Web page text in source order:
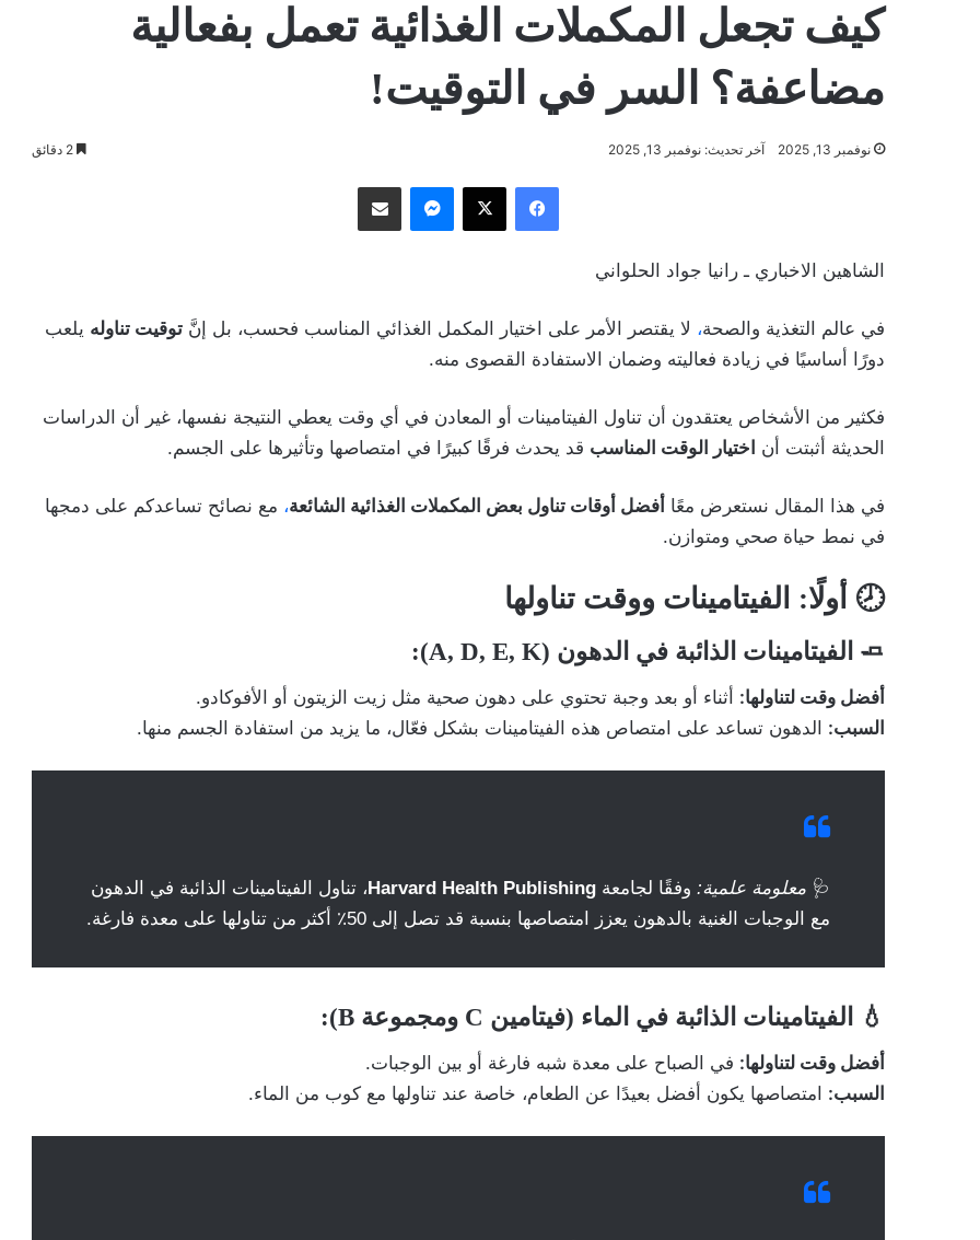
كيف تجعل المكملات الغذائية تعمل بفعالية
مضاعفة؟ السر في التوقيت!
نوفمبر 13, 2025 آخر تحديث: نوفمبر 13, 2025
فيسبوك ‫X ماسنجر مشاركة عبر البريد
الشاهين الاخباري ـ رانيا جواد الحلواني
في عالم التغذية والصحة، لا يقتصر الأمر على اختيار المكمل الغذائي المناسب فحسب، بل إنَّ توقيت تناوله يلعب
دورًا أساسيًا في زيادة فعاليته وضمان الاستفادة القصوى منه.
فكثير من الأشخاص يعتقدون أن تناول الفيتامينات أو المعادن في أي وقت يعطي النتيجة نفسها، غير أن الدراسات
الحديثة أثبتت أن اختيار الوقت المناسب قد يحدث فرقًا كبيرًا في امتصاصها وتأثيرها على الجسم.
في هذا المقال نستعرض معًا أفضل أوقات تناول بعض المكملات الغذائية الشائعة، مع نصائح تساعدكم على دمجها
في نمط حياة صحي ومتوازن.
🕗 أولًا: الفيتامينات ووقت تناولها
🧈 الفيتامينات الذائبة في الدهون (A, D, E, K):
أفضل وقت لتناولها: أثناء أو بعد وجبة تحتوي على دهون صحية مثل زيت الزيتون أو الأفوكادو.
السبب: الدهون تساعد على امتصاص هذه الفيتامينات بشكل فعّال، ما يزيد من استفادة الجسم منها.
🩺 معلومة علمية: وفقًا لجامعة Harvard Health Publishing، تناول الفيتامينات الذائبة في الدهون
مع الوجبات الغنية بالدهون يعزز امتصاصها بنسبة قد تصل إلى 50٪ أكثر من تناولها على معدة فارغة.
💧 الفيتامينات الذائبة في الماء (فيتامين C ومجموعة B):
أفضل وقت لتناولها: في الصباح على معدة شبه فارغة أو بين الوجبات.
السبب: امتصاصها يكون أفضل بعيدًا عن الطعام، خاصة عند تناولها مع كوب من الماء.